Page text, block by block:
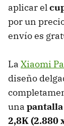
aplicar el
por un
envío es
La Xiaomi
diseño
una pantalla
2,8K (2.880